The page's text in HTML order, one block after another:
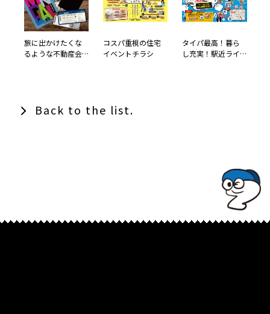
旅に出かけたくな
るような不動産会
コスパ重視の住宅
イベントチラシ
タイパ最高！暮ら
し充実！駅近ライ
Back to the list.